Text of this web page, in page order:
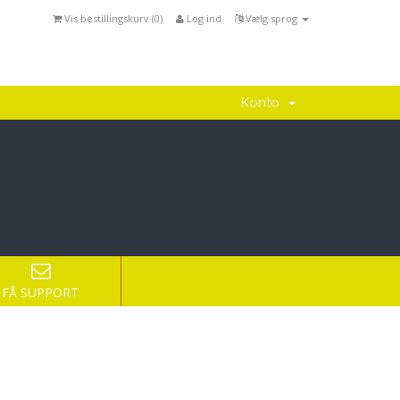
Vælg sprog
Log ind
Vis bestillingskurv (0)
Konto
FÅ SUPPORT